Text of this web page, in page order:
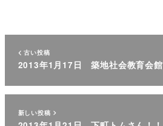
古い投稿
2013年1月17日 築地社会教育会館
新しい投稿